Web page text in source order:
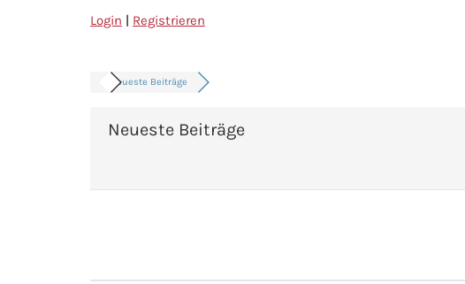
Login | Registrieren
Neueste Beiträge
Neueste Beiträge